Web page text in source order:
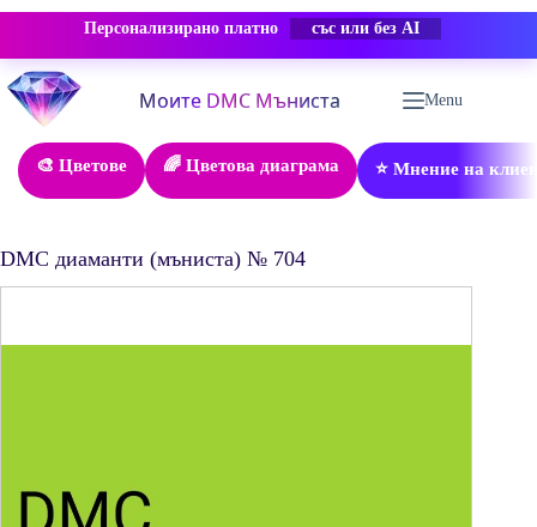
Персонализирано платно -50% ОТСТЪПКА
Skip
to
content
Menu
🎨 Цветове 🌈 Цветова диаграма ⭐ Мнение на
DMC диаманти (мъниста) № 704